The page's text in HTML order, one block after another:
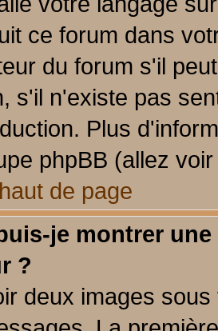
ce forum dans
du forum s'il
s'il n'existe pas
Plus
phpBB (allez
de page
je montrer
?
deux images